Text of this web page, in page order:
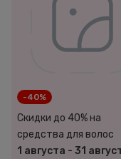
-40%
Скидки до 40% на
средства для волос
1 августа - 31